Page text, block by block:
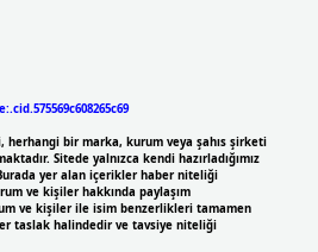
herhangi bir marka, kurum veya şahıs şirketi
Sitede yalnızca kendi hazırladığımız
yer alan içerikler haber niteliği
ve kişiler hakkında paylaşım
ve kişiler ile isim benzerlikleri tamamen
taslak halindedir ve tavsiye niteliği